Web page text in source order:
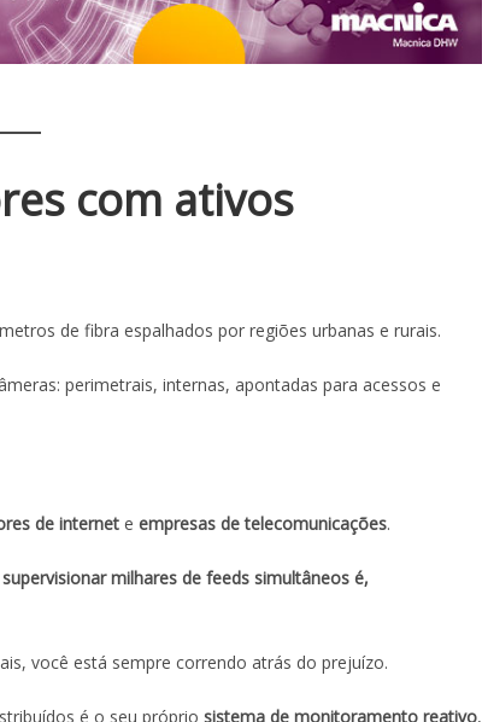
com ativos
de fibra espalhados por regiões urbanas e rurais.
perimetrais, internas, apontadas para acessos e
de internet e empresas de telecomunicações.
milhares de feeds simultâneos é,
você está sempre correndo atrás do prejuízo.
é o seu próprio sistema de monitoramento reativo,